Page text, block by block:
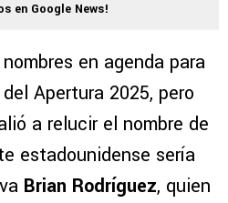
en Google News!
en agenda para
Apertura 2025, pero
a relucir el nombre de
estadounidense sería
Brian Rodríguez, quien